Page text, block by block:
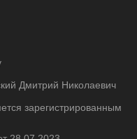
Дмитрий Николаевич
зарегистрированным